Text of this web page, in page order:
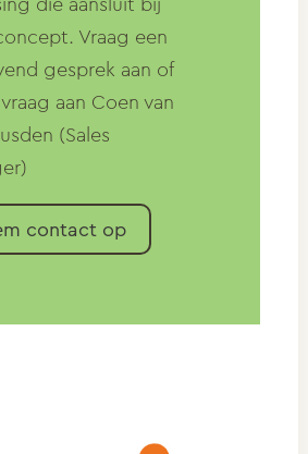
die aansluit bij
Vraag een
gesprek aan of
aan Coen van
(Sales
contact op